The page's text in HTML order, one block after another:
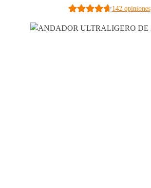
142 opiniones